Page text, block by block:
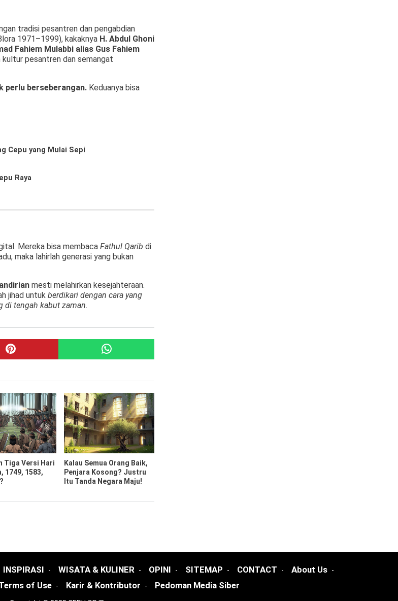
tradisi pesantren dan pengabdian
1971–1999), kakaknya H. Abdul Ghoni
Fahiem Mulabbi alias Gus Fahiem
pesantren dan semangat
perlu berseberangan. Keduanya bisa
Cepu yang Mulai Sepi
Raya
Mereka bisa membaca Fathul Qarib di
maka lahirlah generasi yang bukan
mesti melahirkan kesejahteraan.
jihad untuk berdikari dengan cara yang
di tengah kabut zaman.
Tiga Versi Hari
1749, 1583,
Kalau Semua Orang Baik,
Penjara Kosong? Justru
Itu Tanda Negara Maju!
INSPIRASI WISATA & KULINER OPINI SITEMAP CONTACT
About Us
of Use Karir & Kontributor Pedoman Media Siber